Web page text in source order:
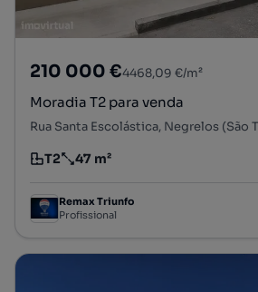
210 000 €4468,09 €/m²
Moradia T2 para venda
Tipologia
T2
Preço por metro quadrado
47 m²
Remax Triunfo
Profissional